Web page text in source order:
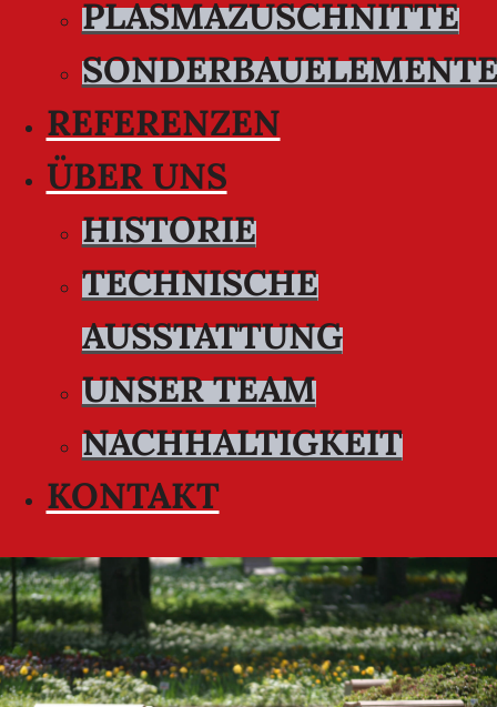
PLASMAZUSCHNITTE
REFERENZEN
ÜBER UNS
HISTORIE
TECHNISCHE
AUSSTATTUNG
UNSER TEAM
NACHHALTIGKEIT
KONTAKT